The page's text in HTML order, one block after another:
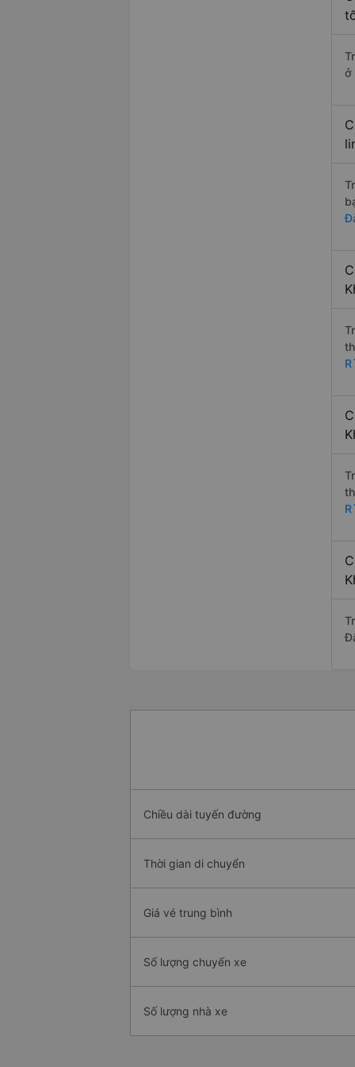
ở
Chiều dài tuyến đường
Thời gian di chuyển
Giá vé trung bình
Số lượng chuyến xe
Số lượng nhà xe